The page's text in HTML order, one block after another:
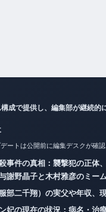
成で提供し、編集部が継続的
ートは公開前に編集デスクが確
殺事件の真相：襲撃犯の正体
謝野晶子と木村雅彦のミー